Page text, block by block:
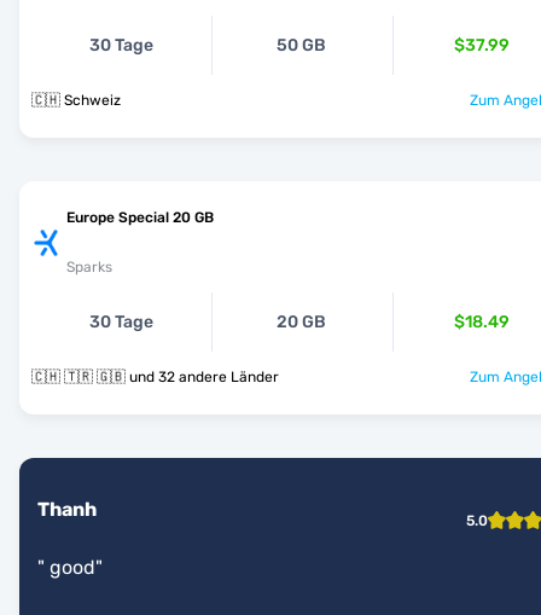
30 Tage 50 GB $37.99
🇨🇭 Schweiz Zum
Europe Special 20 GB
Sparks
30 Tage 20 GB $18.49
🇨🇭 🇹🇷 🇬🇧 und 32 andere Länder Zum
Thanh 5.0
" good"